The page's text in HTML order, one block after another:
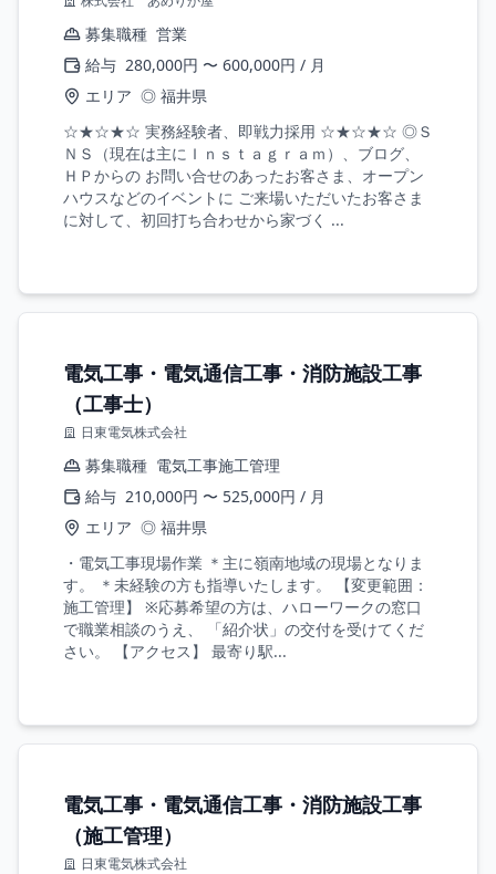
募集職種 営業
給与 280,000円 〜 600,000円 / 月
エリア ◎ 福井県
☆★☆★☆ 実務経験者、即戦力採用 ☆★☆★☆ ◎Ｓ
ＮＳ（現在は主にＩｎｓｔａｇｒａｍ）、ブログ、
ＨＰからの お問い合せのあったお客さま、オープン
ハウスなどのイベントに ご来場いただいたお客さま
に対して、初回打ち合わせから家づく ...
電気工事・電気通信工事・消防施設工事
（工事士）
日東電気株式会社
募集職種 電気工事施工管理
給与 210,000円 〜 525,000円 / 月
エリア ◎ 福井県
・電気工事現場作業 ＊主に嶺南地域の現場となりま
す。 ＊未経験の方も指導いたします。 【変更範囲：
施工管理】 ※応募希望の方は、ハローワークの窓口
で職業相談のうえ、 「紹介状」の交付を受けてくだ
さい。 【アクセス】 最寄り駅...
電気工事・電気通信工事・消防施設工事
（施工管理）
日東電気株式会社